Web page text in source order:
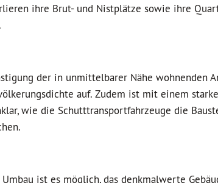
ihre Brut- und Nistplätze sowie ihre
der in unmittelbarer Nähe wohnenden
auf. Zudem ist mit einem
wie die Schutttransportfahrzeuge die
ist es möglich, das denkmalwerte